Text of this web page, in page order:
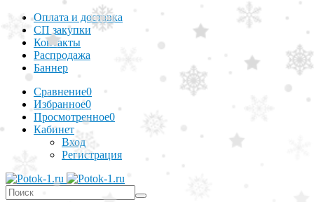
Оплата и доставка
СП закупки
Контакты
Распродажа
Баннер
Сравнение0
Избранное0
Просмотренное0
Кабинет
Вход
Регистрация